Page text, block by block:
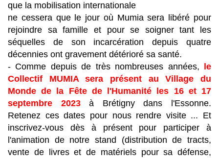
que la mobilisation internationale
ne cessera que le jour où Mumia sera libéré pour
rejoindre sa famille et pour se soigner tant les
séquelles de son incarcération depuis quatre
décennies ont gravement détérioré sa santé.
- Comme depuis de très nombreuses années,
le
Collectif MUMIA sera présent au Village du
Monde de la Fête de l'Humanité les 16 et 17
septembre 2023à Brétigny dans l'Essonne.
Retenez ces dates pour nous rendre visite ... Et
inscrivez-vous dès à présent pour participer à
l'animation de notre stand (distribution de tracts,
vente de livres et de matériels pour sa défense,